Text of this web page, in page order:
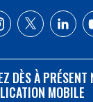
DÈS À PRÉSENT
MOBILE